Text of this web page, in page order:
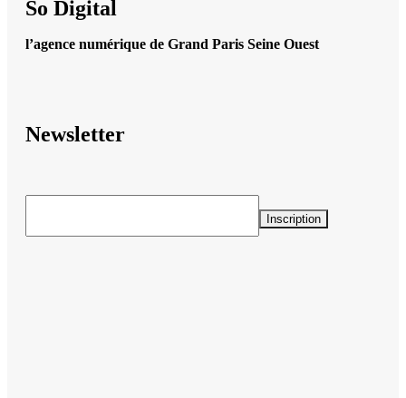
So Digital
l’agence numérique de Grand Paris Seine Ouest
Newsletter